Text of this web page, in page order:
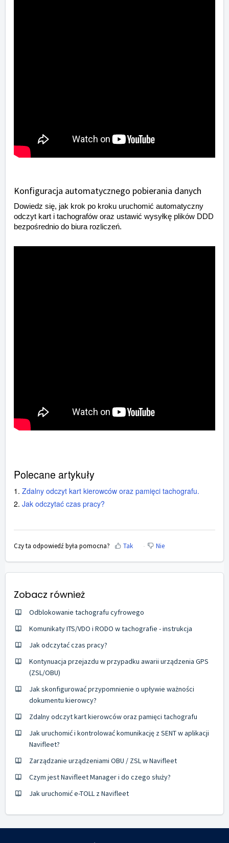
Konfiguracja automatycznego pobierania danych
Dowiedz się, jak krok po kroku uruchomić automatyczny
odczyt kart i tachografów oraz ustawić wysyłkę plików DDD
bezpośrednio do biura rozliczeń.
Polecane artykuły
1. Zdalny odczyt kart kierowców oraz pamięci tachografu.
2. Jak odczytać czas pracy?
Czy ta odpowiedź była pomocna? Tak Nie
Zobacz również
Odblokowanie tachografu cyfrowego
Komunikaty ITS/VDO i RODO w tachografie - instrukcja
Jak odczytać czas pracy?
Kontynuacja przejazdu w przypadku awarii urządzenia GPS
(ZSL/OBU)
Jak skonfigurować przypomnienie o upływie ważności
dokumentu kierowcy?
Zdalny odczyt kart kierowców oraz pamięci tachografu
Jak uruchomić i kontrolować komunikację z SENT w aplikacji
Navifleet?
Zarządzanie urządzeniami OBU / ZSL w Navifleet
Czym jest Navifleet Manager i do czego służy?
Jak uruchomić e-TOLL z Navifleet